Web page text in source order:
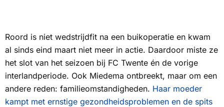
Roord is niet wedstrijdfit na een buikoperatie en kwam
al sinds eind maart niet meer in actie. Daardoor miste ze
het slot van het seizoen bij FC Twente én de vorige
interlandperiode. Ook Miedema ontbreekt, maar om een
andere reden: familieomstandigheden. Haar moeder
kampt met ernstige gezondheidsproblemen en de spits